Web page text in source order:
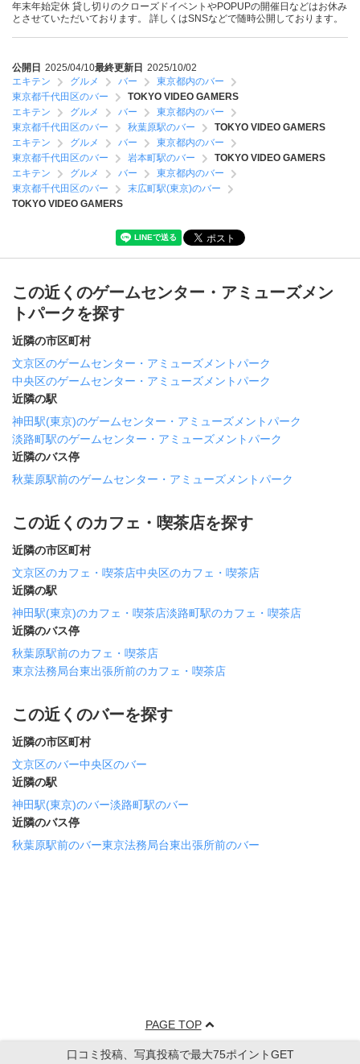
年末年始定休 貸し切りのクローズドイベントやPOPUPの開催日などはお休み
とさせていただいております。 詳しくはSNSなどで随時公開しております。
公開日 2025/04/10最終更新日 2025/10/02
エキテン
グルメ バー
東京都内のバー
東京都千代田区のバー
TOKYO VIDEO GAMERS
エキテン
グルメ バー
東京都内のバー
東京都千代田区のバー
秋葉原駅のバー
TOKYO VIDEO GAMERS
エキテン
グルメ バー
東京都内のバー
東京都千代田区のバー
岩本町駅のバー
TOKYO VIDEO GAMERS
エキテン
グルメ バー
東京都内のバー
東京都千代田区のバー
末広町駅(東京)のバー
TOKYO VIDEO GAMERS
この近くのゲームセンター・アミューズメン
トパークを探す
近隣の市区町村
文京区のゲームセンター・アミューズメントパーク
中央区のゲームセンター・アミューズメントパーク
近隣の駅
神田駅(東京)のゲームセンター・アミューズメントパーク
淡路町駅のゲームセンター・アミューズメントパーク
近隣のバス停
秋葉原駅前のゲームセンター・アミューズメントパーク
この近くのカフェ・喫茶店を探す
近隣の市区町村
文京区のカフェ・喫茶店中央区のカフェ・喫茶店
近隣の駅
神田駅(東京)のカフェ・喫茶店淡路町駅のカフェ・喫茶店
近隣のバス停
秋葉原駅前のカフェ・喫茶店
東京法務局台東出張所前のカフェ・喫茶店
この近くのバーを探す
近隣の市区町村
文京区のバー中央区のバー
近隣の駅
神田駅(東京)のバー淡路町駅のバー
近隣のバス停
秋葉原駅前のバー東京法務局台東出張所前のバー
PAGE TOP
口コミ投稿、写真投稿で最大75ポイントGET